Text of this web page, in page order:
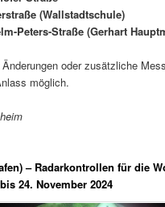
(Wallstadtschule)
Peters-Straße (Gerhart
oder zusätzliche
möglich.
– Radarkontrollen für die
24. November 2024